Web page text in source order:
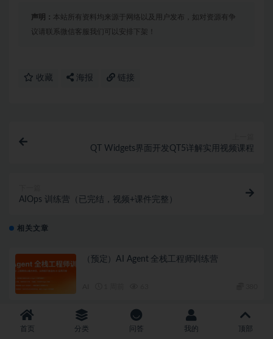
声明： 本站所有资料均来源于网络以及用户发布，如对资源有争
议请联系微信客服我们可以安排下架！
收藏 海报 链接
QT Widgets界面开发QT5详解实用视频课程
AIOps 训练营（已完结，视频+课件完整）
相关文章
（预定）AI Agent 全栈工程师训练营
程序员AI量化理财体系课（完结）
首页 分类 问答 我的 顶部